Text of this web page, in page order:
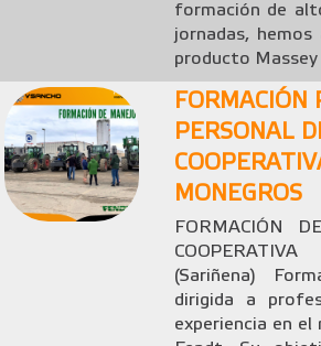
formación de
jornadas,
producto Massey
FORMACIÓN
PERSONAL
MONEGROS
FORMACIÓN
(Sariñena)
dirigida a
experiencia en